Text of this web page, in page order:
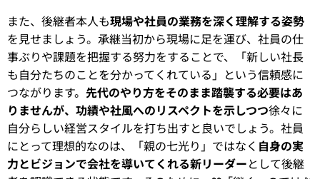
また、後継者本人も現場や社員の業務を深く理解する姿勢
を見せましょう。承継当初から現場に足を運び、社員の仕
事ぶりや課題を把握する努力をすることで、「新しい社長
も自分たちのことを分かってくれている」という信頼感に
つながります。 先代のやり方をそのまま踏襲する必要はあ
りませんが、功績や社風へのリスペクトを示しつつ徐々に
自分らしい経営スタイルを打ち出すと良いでしょう。社員
にとって理想的なのは、「親の七光り」ではなく 自身の実
力とビジョンで会社を導いてくれる新リーダーとして後継